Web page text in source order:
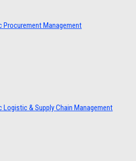
Procurement Management
Logistic & Supply Chain Management